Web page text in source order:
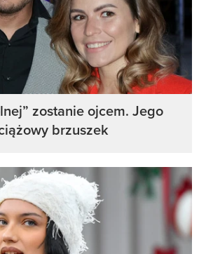
zostanie ojcem. Jego
brzuszek